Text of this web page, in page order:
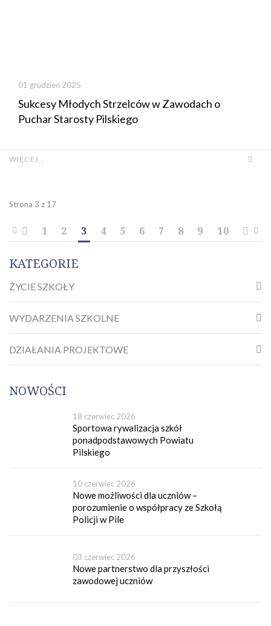
Sukcesy Młodych Strzelców w Zawodach o
Puchar Starosty Pilskiego
01 grudzień 2025
WIĘCEJ…
Strona 3 z 17
1 2 3 4 5 6 7 8 9 10
KATEGORIE
ŻYCIE SZKOŁY
WYDARZENIA SZKOLNE
DZIAŁANIA PROJEKTOWE
NOWOŚCI
18 czerwiec 2026
Sportowa rywalizacja szkół
ponadpodstawowych Powiatu
Pilskiego
10 czerwiec 2026
Nowe możliwości dla uczniów –
porozumienie o współpracy ze Szkołą
Policji w Pile
03 czerwiec 2026
Nowe partnerstwo dla przyszłości
zawodowej uczniów